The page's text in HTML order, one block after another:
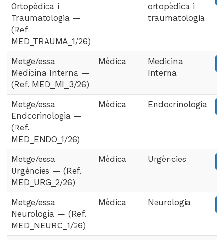
Ortopèdica i
Traumatologia —
(Ref.
MED_TRAUMA_1/26)
ortopèdica i
traumatologia
Metge/essa
Medicina Interna —
(Ref. MED_MI_3/26)
Mèdica
Medicina
Interna
Metge/essa
Endocrinologia —
(Ref.
MED_ENDO_1/26)
Mèdica Endocrinologia
Metge/essa
Urgències — (Ref.
MED_URG_2/26)
Mèdica Urgències
Metge/essa
Neurologia — (Ref.
MED_NEURO_1/26)
Mèdica Neurologia